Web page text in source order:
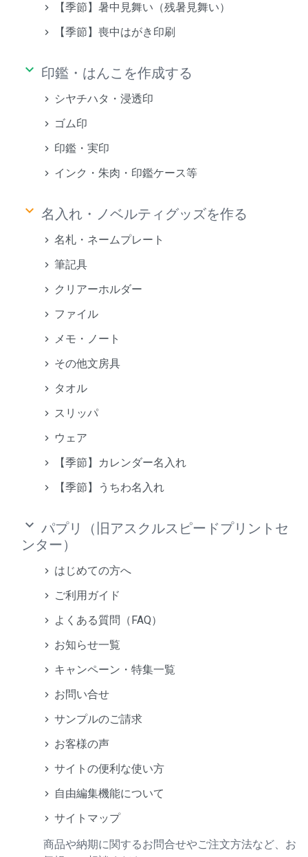
【季節】暑中見舞い（残暑見舞い）
【季節】喪中はがき印刷
keyboard_arrow_down 印鑑・はんこを作成する
シヤチハタ・浸透印
ゴム印
印鑑・実印
インク・朱肉・印鑑ケース等
keyboard_arrow_down 名入れ・ノベルティグッズを作る
名札・ネームプレート
筆記具
クリアーホルダー
ファイル
メモ・ノート
その他文房具
タオル
スリッパ
ウェア
【季節】カレンダー名入れ
【季節】うちわ名入れ
keyboard_arrow_down パプリ（旧アスクルスピードプリントセ
ンター）
はじめての方へ
ご利用ガイド
よくある質問（FAQ）
お知らせ一覧
キャンペーン・特集一覧
お問い合せ
サンプルのご請求
お客様の声
サイトの便利な使い方
自由編集機能について
サイトマップ
商品や納期に関するお問合せやご注文方法など、お